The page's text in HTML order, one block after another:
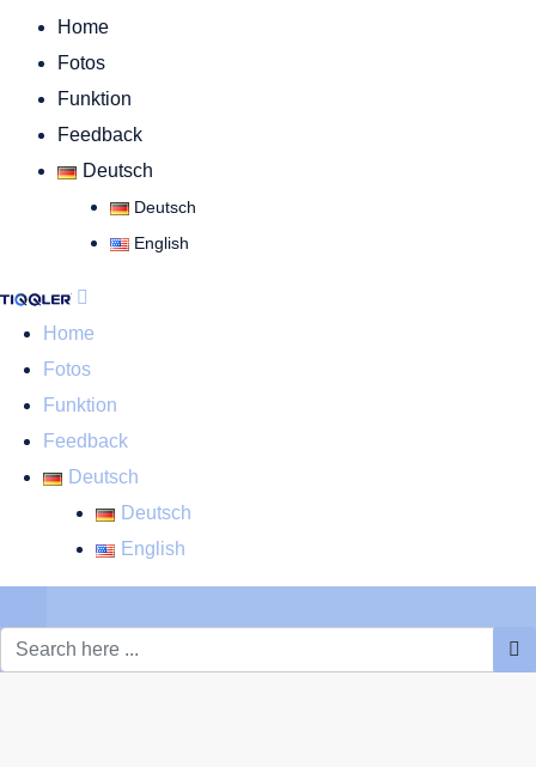
Home
Fotos
Funktion
Feedback
Deutsch
Deutsch
English
Home
Fotos
Funktion
Feedback
Deutsch
Deutsch
English